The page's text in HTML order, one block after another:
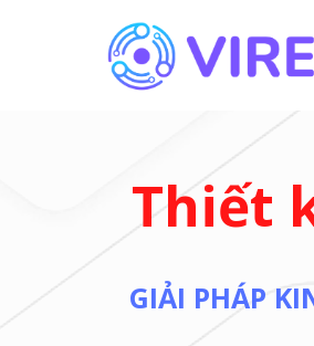
GIẢI PHÁP
Thiết